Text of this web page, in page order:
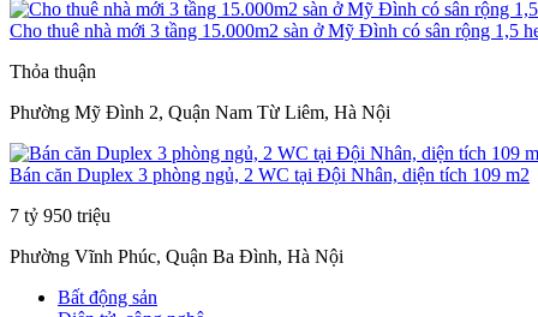
Cho thuê nhà mới 3 tầng 15.000m2 sàn ở Mỹ Đình có sân rộng 1,5
Thỏa thuận
Phường Mỹ Đình 2, Quận Nam Từ Liêm, Hà Nội
Bán căn Duplex 3 phòng ngủ, 2 WC tại Đội Nhân, diện tích 109 m2
7 tỷ 950 triệu
Phường Vĩnh Phúc, Quận Ba Đình, Hà Nội
Bất động sản